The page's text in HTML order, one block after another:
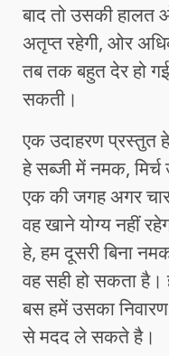
बाद तो उसकी हालत
अतृप्त रहेगी, ओर
तब तक बहुत देर हो
सकती।
एक उदाहरण प्रस्तुत
हे सब्जी में नमक,
एक की जगह अगर
वह खाने योग्य नहीं
हे, हम दूसरी बिना
वह सही हो सकता है।
बस हमें उसका निवारण
से मदद ले सकते है।